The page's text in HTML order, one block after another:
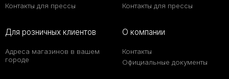
Контакты для прессы
Контакты для прессы
Для розничных клиентов
Адреса магазинов в вашем
городе
О компании
Контакты
Официальные документы